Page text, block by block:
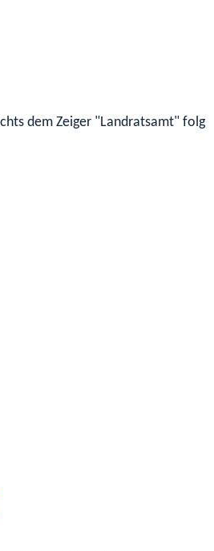
dem Zeiger "Landratsamt" folgen